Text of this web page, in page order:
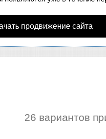
продвижение сайта
26 вариантов